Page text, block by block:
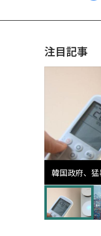
注目記事
韓国政府、
高更新の可
検